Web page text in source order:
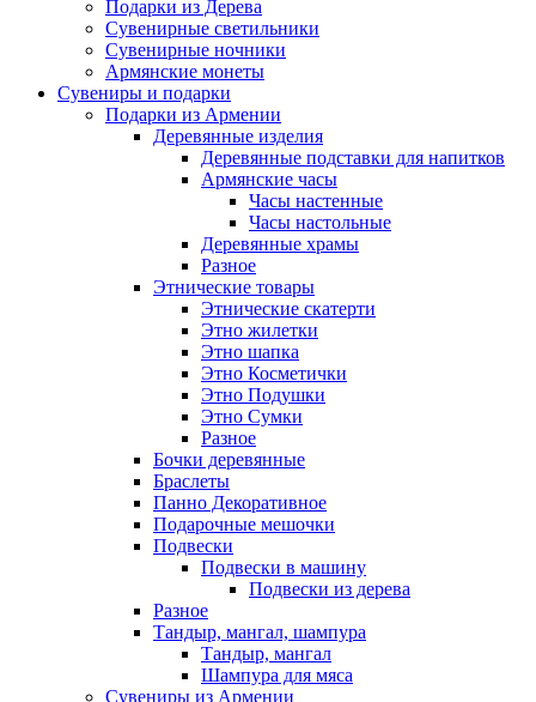
Подарки из Дерева
Сувенирные светильники
Сувенирные ночники
Армянские монеты
Сувениры и подарки
Подарки из Армении
Деревянные изделия
Деревянные подставки для напитков
Армянские часы
Часы настенные
Часы настольные
Деревянные храмы
Разное
Этнические товары
Этнические скатерти
Этно жилетки
Этно шапка
Этно Косметички
Этно Подушки
Этно Сумки
Разное
Бочки деревянные
Браслеты
Панно Декоративное
Подарочные мешочки
Подвески
Подвески в машину
Подвески из дерева
Разное
Тандыр, мангал, шампура
Тандыр, мангал
Шампура для мяса
Сувениры из Армении